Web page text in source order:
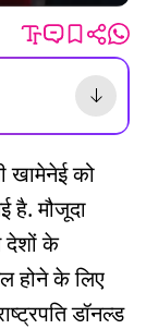
खामेनेई को
है. मौजूदा
देशों के
होने के लिए
डॉनल्ड